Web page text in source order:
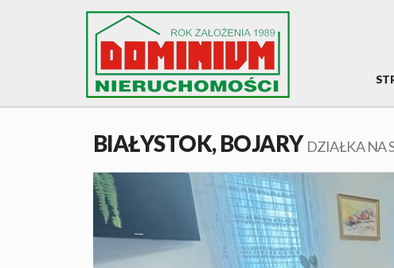
BIAŁYSTOK,BOJARY DZIAŁKA NA
+
−